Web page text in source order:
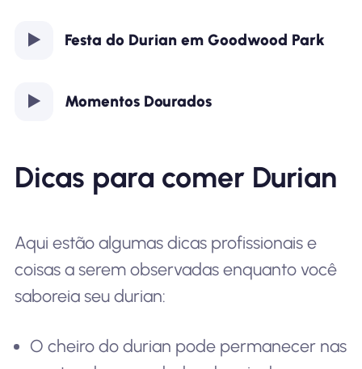
Festa do Durian em Goodwood Park
Momentos Dourados
Dicas para comer Durian
Aqui estão algumas dicas profissionais e
coisas a serem observadas enquanto você
saboreia seu durian:
O cheiro do durian pode permanecer nas